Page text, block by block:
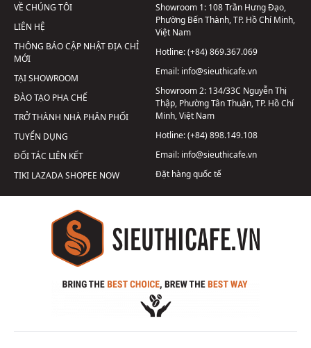
VỀ CHÚNG TÔI
LIÊN HỆ
THÔNG BÁO CẬP NHẬT ĐỊA CHỈ
MỚI
TẠI SHOWROOM
ĐÀO TẠO PHA CHẾ
TRỞ THÀNH NHÀ PHÂN PHỐI
TUYỂN DỤNG
ĐỐI TÁC LIÊN KẾT
TIKI LAZADASHOPEE NOW
Showroom 1: 108 Trần Hưng Đạo,
Phường Bến Thành, TP. Hồ Chí Minh,
Việt Nam
Hotline:(+84) 869.367.069
Email: info@sieuthicafe.vn
Showroom 2: 134/33C Nguyễn Thị
Thập, Phường Tân Thuận, TP. Hồ Chí
Minh, Việt Nam
Hotline:(+84) 898.149.108
Email: info@sieuthicafe.vn
Đặt hàng quốc tế